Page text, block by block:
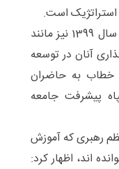
استراتژیک است.
پورداود افزود: معظم له در شهریورماه سال 1399 نیز مانند
آنان در توسعه
خطاب به حاضران
پیشرفت جامعه
رهبری که آموزش
اند، اظهار کرد: